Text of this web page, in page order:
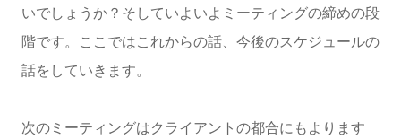
いでしょうか？そしていよいよミーティングの締めの段
階です。ここではこれからの話、今後のスケジュールの
話をしていきます。
次のミーティングはクライアントの都合にもよります